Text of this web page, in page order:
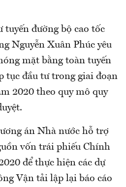
tuyến đường bộ cao tốc
Nguyễn Xuân Phúc yêu
mặt bằng toàn tuyến
tục đầu tư trong giai đoạn
2020 theo quy mô quy
án Nhà nước hỗ trợ
vốn trái phiếu Chính
để thực hiện các dự
Vận tải lập lại báo cáo